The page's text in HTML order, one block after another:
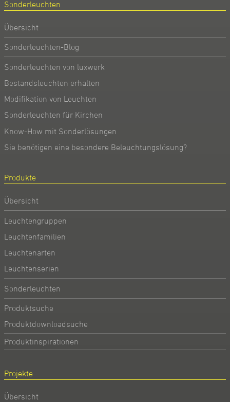
Sonderleuchten
Übersicht
Sonderleuchten-Blog
Sonderleuchten von luxwerk
Bestandsleuchten erhalten
Modifikation von Leuchten
Sonderleuchten für Kirchen
Know-How mit Sonderlösungen
Sie benötigen eine besondere Beleuchtungslösung?
Produkte
Übersicht
Leuchtengruppen
Leuchtenfamilien
Leuchtenarten
Leuchtenserien
Sonderleuchten
Produktsuche
Produktdownloadsuche
Produktinspirationen
Projekte
Übersicht